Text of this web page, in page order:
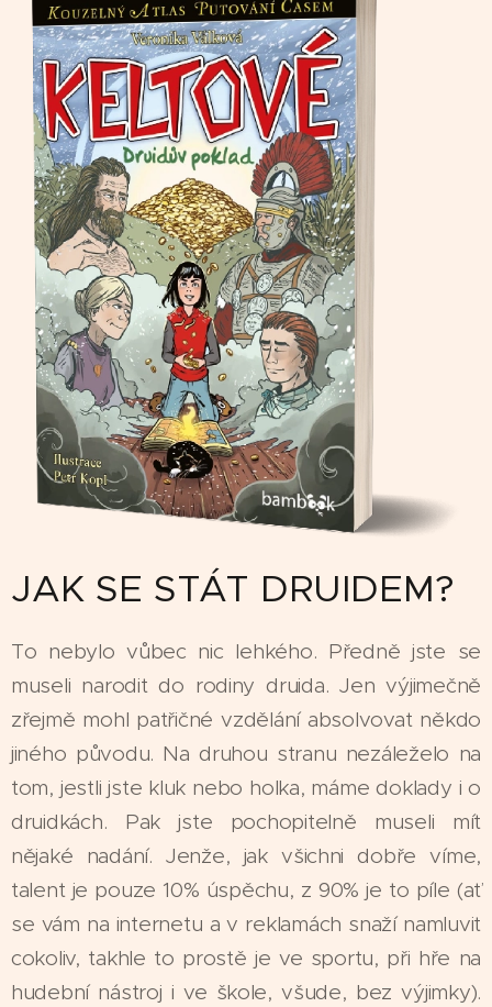
JAK SE STÁT DRUIDEM?
To nebylo vůbec nic lehkého. Předně jste se
museli narodit do rodiny druida. Jen výjimečně
zřejmě mohl patřičné vzdělání absolvovat někdo
jiného původu. Na druhou stranu nezáleželo na
tom, jestli jste kluk nebo holka, máme doklady i o
druidkách. Pak jste pochopitelně museli mít
nějaké nadání. Jenže, jak všichni dobře víme,
talent je pouze 10% úspěchu, z 90% je to píle (ať
se vám na internetu a v reklamách snaží namluvit
cokoliv, takhle to prostě je ve sportu, při hře na
hudební nástroj i ve škole, všude, bez výjimky).